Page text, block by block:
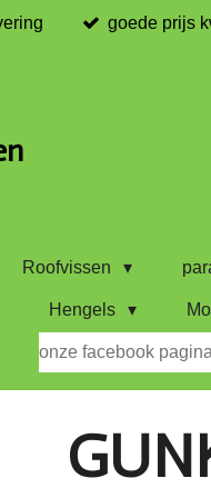
goede prijs
Roofvissen
Hengels
onze facebook pagina